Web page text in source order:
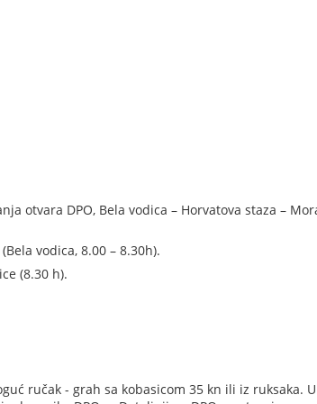
otvara DPO, Bela vodica – Horvatova staza –
vodica, 8.00 – 8.30h).
(8.30 h).
ručak - grah sa kobasicom 35 kn ili iz ruksaka.